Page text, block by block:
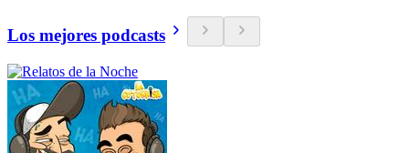
Los mejores podcasts